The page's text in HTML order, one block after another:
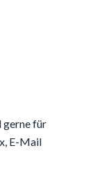
gerne für
E-Mail